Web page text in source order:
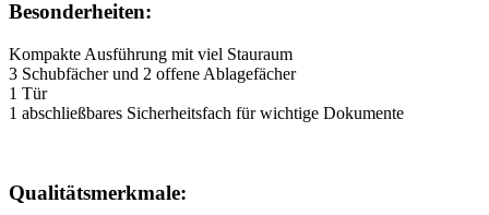
Besonderheiten:
Kompakte Ausführung mit viel Stauraum
3 Schubfächer und 2 offene Ablagefächer
1 Tür
1 abschließbares Sicherheitsfach für wichtige Dokumente
Qualitätsmerkmale: